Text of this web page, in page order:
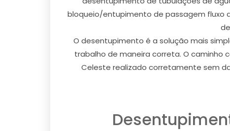
bloqueio/entupimento de passagem fluxo
O desentupimento é a solução mais
trabalho de maneira correta. O caminho
Celeste realizado corretamente sem